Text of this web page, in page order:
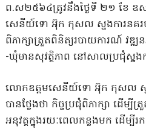
ព​.​ស​២៥៦៤​ត្រូវ​នឹង​ថ្ងៃទី ២១ ខែ ឧ
សេនីយ៍​ទោ អ៊ុក កុសល ស្នងការ​នគរប
ពិភាក្សា​ត្រួតពិនិត្យ​របាយការណ៍ វឌ្
-​ឃុំ​មាន​សុវត្ថិភាព នៅ​សាលប្រជុំ​ស្នងក
លោក​ឧ​ត្ត​ម​សេនីយ៍​ទោ អ៊ុក កុសល ស្ន
បាន​ថ្លែងថា កិច្ចប្រជុំ​ពិភាក្សា ដើម្បី​
អនុវត្ត​ក្នុង​រយៈពេល​កន្លងមក ដើម្